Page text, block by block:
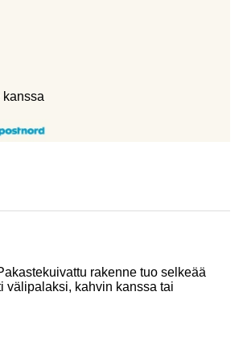
rakenne tuo selkeää
välipalaksi, kahvin kanssa tai